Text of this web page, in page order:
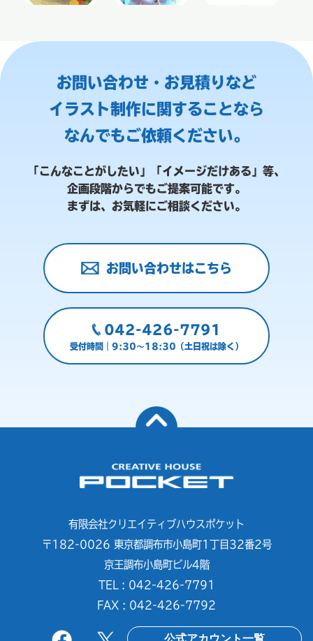
お問い合わせ・お見積りなど
イラスト制作に関することなら
なんでもご依頼ください。
「こんなことがしたい」「イメージだけある」等、
企画段階からでもご提案可能です。
まずは、お気軽にご相談ください。
お問い合わせはこちら
042-426-7791
受付時間｜9:30～18:30（土日祝は除く）
有限会社クリエイティブハウスポケット
〒182-0026 東京都調布市小島町1丁目32番2号
京王調布小島町ビル4階
TEL : 042-426-7791
FAX : 042-426-7792